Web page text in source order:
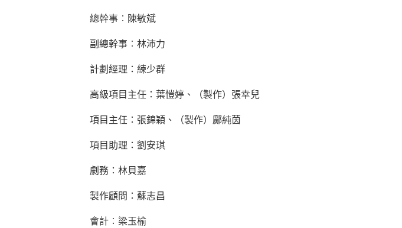
總幹事︰陳敏斌
副總幹事︰林沛力
計劃經理：練少群
高級項目主任：葉愷婷、（製作）張幸兒
項目主任：張錦穎、（製作）鄺純茵
項目助理：劉安琪
劇務：林貝嘉
製作顧問：蘇志昌
會計︰梁玉榆